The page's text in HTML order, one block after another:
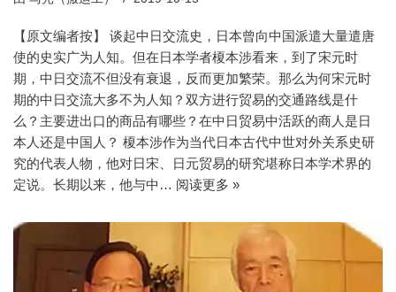
【原文编者按】 谈起中日交流史，日本曾向中国派遣大量遣唐
使的史实广为人知。但在日本学者榎本涉看来，到了宋元时
期，中日交流不但没有衰退，反而更加繁荣。那么为何宋元时
期的中日交流大多不为人知？双方进行贸易的交通路线是什
么？主要进出口的商品有哪些？在中日贸易中活跃的商人是日
本人还是中国人？ 榎本涉作为当代日本古代中世对外关系史研
究的代表人物，他对日宋、日元贸易的研究堪称日本学术界的
定说。长期以来，他与中… 阅读更多 »